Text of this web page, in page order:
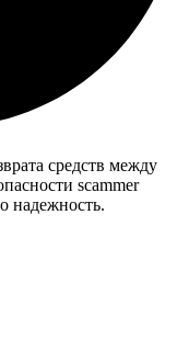
средств между
scammer
надежность.